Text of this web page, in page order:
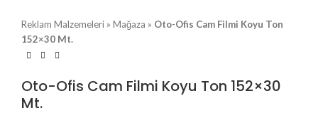
Reklam Malzemeleri » Mağaza » Oto-Ofis Cam Filmi Koyu Ton
152×30 Mt.
Oto-Ofis Cam Filmi Koyu Ton 152×30
Mt.